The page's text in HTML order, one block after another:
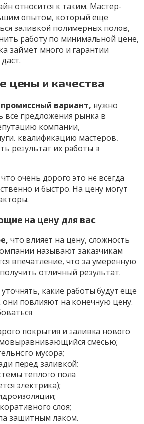
относится к таким. Мастер-
опытом, который еще
заливкой полимерных полов,
работу по минимальной цене,
займет много и гарантии
цены и качества
вариант, нужно
все предложения рынка в
компании,
квалификацию мастеров,
результат их работы в
очень дорого это не всегда
и быстро. На цену могут
на цену для вас
что влияет на цену, сложность
называют заказчикам
впечатление, что за умеренную
отличный результат.
какие работы будут еще
они повлияют на конечную цену.
покрытия и заливка нового
смесью;
мусора;
перед заливкой;
теплого пола
электрика);
слоя;
защитным лаком.